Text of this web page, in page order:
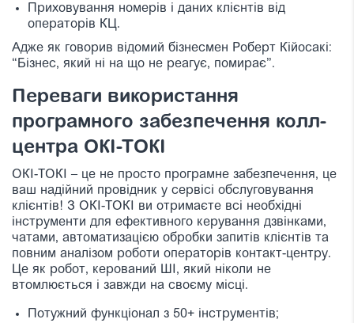
Приховування номерів і даних клієнтів від
операторів КЦ.
Адже як говорив відомий бізнесмен Роберт Кійосакі:
“Бізнес, який ні на що не реагує, помирає”.
Переваги використання
програмного забезпечення колл-
центра ОКІ-ТОКІ
ОКІ-ТОКІ – це не просто програмне забезпечення, це
ваш надійний провідник у сервісі обслуговування
клієнтів! З ОКІ-ТОКІ ви отримаєте всі необхідні
інструменти для ефективного керування дзвінками,
чатами, автоматизацією обробки запитів клієнтів та
повним аналізом роботи операторів контакт-центру.
Це як робот, керований ШІ, який ніколи не
втомлюється і завжди на своєму місці.
Потужний функціонал з 50+ інструментів;